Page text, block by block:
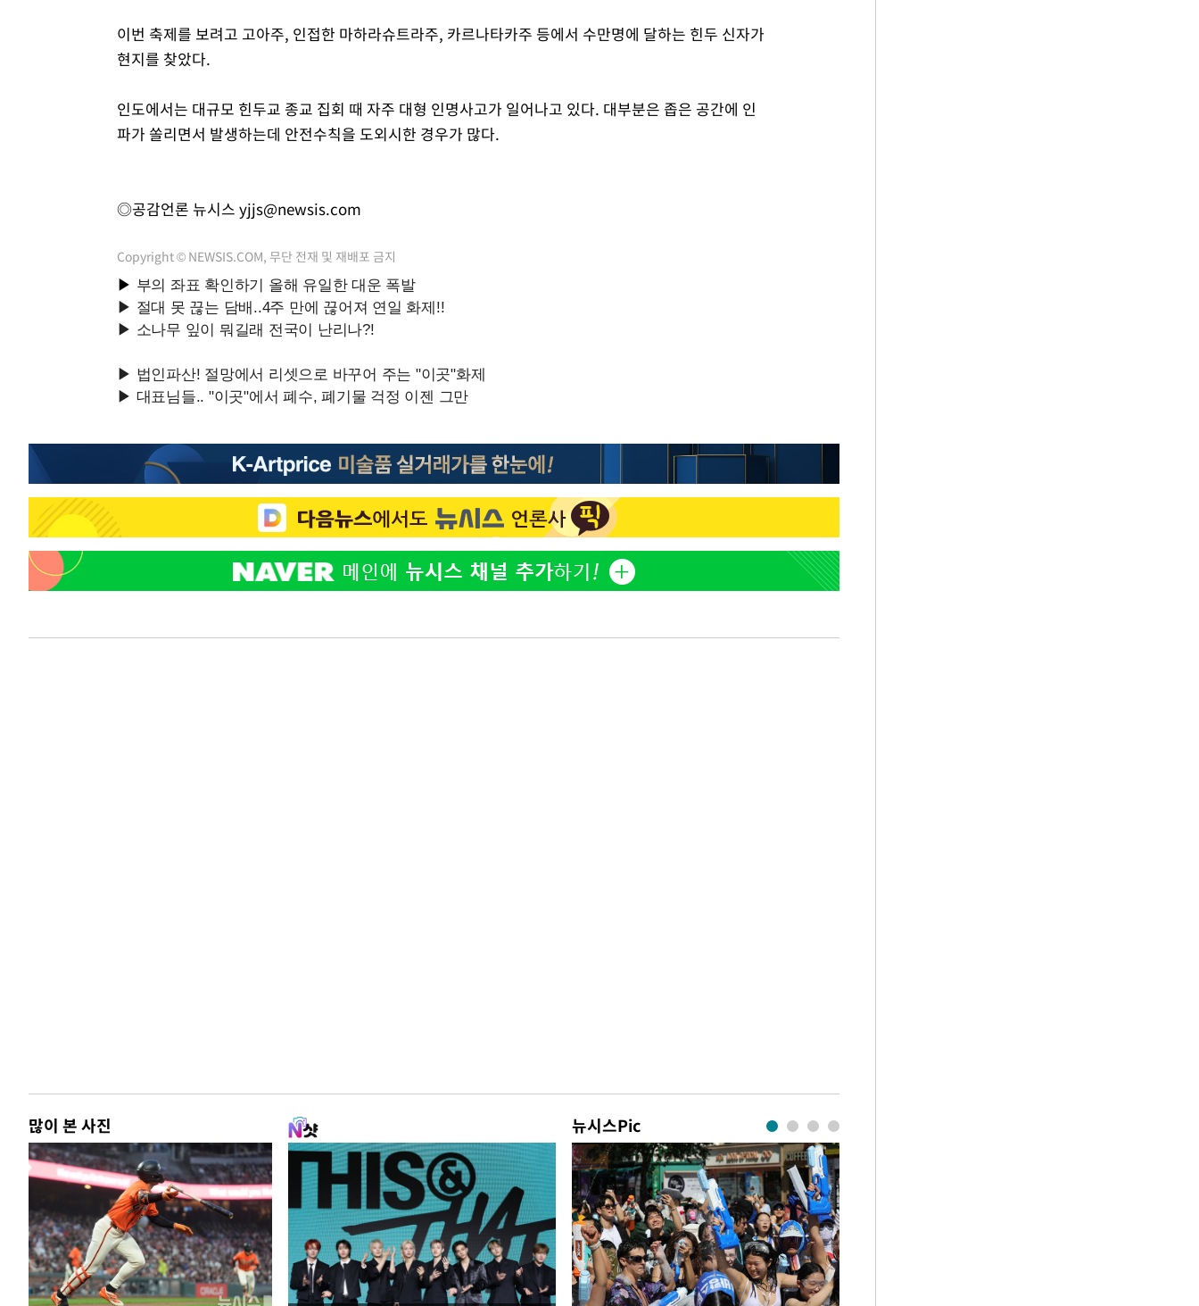
이번 축제를 보려고 고아주, 인접한 마하라슈트라주, 카르나타카주 등에서 수만명에 달하는 힌두 신자가
현지를 찾았다.
인도에서는 대규모 힌두교 종교 집회 때 자주 대형 인명사고가 일어나고 있다. 대부분은 좁은 공간에 인
파가 쏠리면서 발생하는데 안전수칙을 도외시한 경우가 많다.
◎공감언론 뉴시스 yjjs@newsis.com
Copyright © NEWSIS.COM, 무단 전재 및 재배포 금지
많이 본 사진 뉴시스Pic